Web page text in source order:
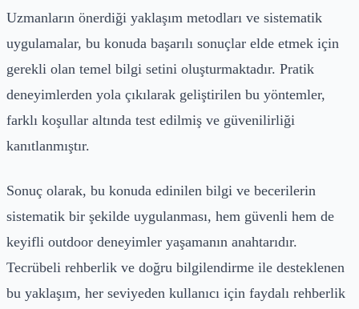
Uzmanların önerdiği yaklaşım metodları ve sistematik
uygulamalar, bu konuda başarılı sonuçlar elde etmek için
gerekli olan temel bilgi setini oluşturmaktadır. Pratik
deneyimlerden yola çıkılarak geliştirilen bu yöntemler,
farklı koşullar altında test edilmiş ve güvenilirliği
kanıtlanmıştır.
Sonuç olarak, bu konuda edinilen bilgi ve becerilerin
sistematik bir şekilde uygulanması, hem güvenli hem de
keyifli outdoor deneyimler yaşamanın anahtarıdır.
Tecrübeli rehberlik ve doğru bilgilendirme ile desteklenen
bu yaklaşım, her seviyeden kullanıcı için faydalı rehberlik